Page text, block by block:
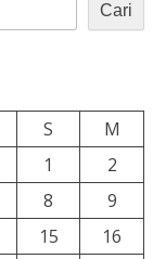
Cari
S
M
1
2
8
9
15
16